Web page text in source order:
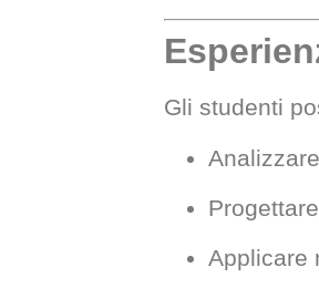
Gli studenti
Applicare